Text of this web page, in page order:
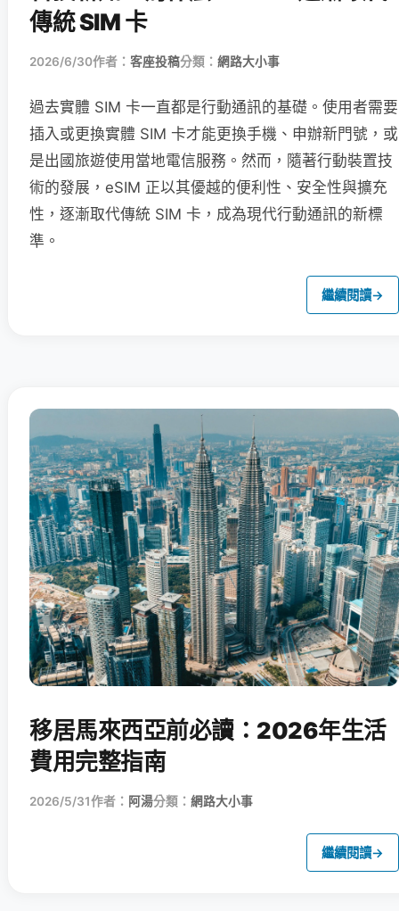
傳統 SIM 卡
2026/6/30作者： 客座投稿分類： 網路大小事
過去實體 SIM 卡一直都是行動通訊的基礎。使用者需要
插入或更換實體 SIM 卡才能更換手機、申辦新門號，或
是出國旅遊使用當地電信服務。然而，隨著行動裝置技
術的發展，eSIM 正以其優越的便利性、安全性與擴充
性，逐漸取代傳統 SIM 卡，成為現代行動通訊的新標
準。
繼續閱讀→
移居馬來西亞前必讀：2026年生活
費用完整指南
2026/5/31作者： 阿湯分類： 網路大小事
繼續閱讀→